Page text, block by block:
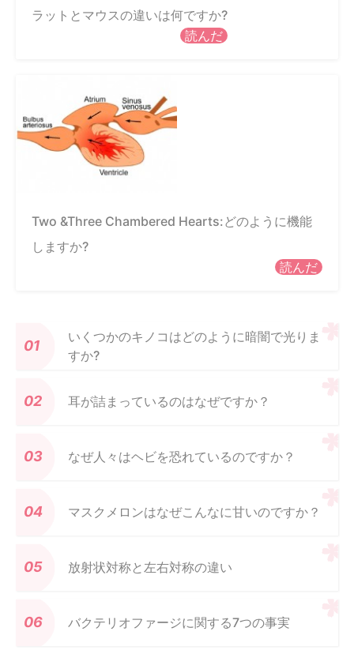
ラットとマウスの違いは何ですか?
読んだ
Two &Three Chambered Hearts:どのように機能
しますか?
読んだ
いくつかのキノコはどのように暗闇で光りま
すか?
耳が詰まっているのはなぜですか？
なぜ人々はヘビを恐れているのですか？
マスクメロンはなぜこんなに甘いのですか？
放射状対称と左右対称の違い
バクテリオファージに関する7つの事実